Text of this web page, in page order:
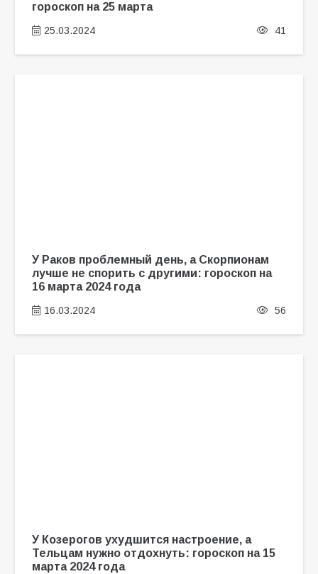
гороскоп на 25 марта
25.03.2024 41
У Раков проблемный день, а Скорпионам
лучше не спорить с другими: гороскоп на
16 марта 2024 года
16.03.2024 56
У Козерогов ухудшится настроение, а
Тельцам нужно отдохнуть: гороскоп на 15
марта 2024 года